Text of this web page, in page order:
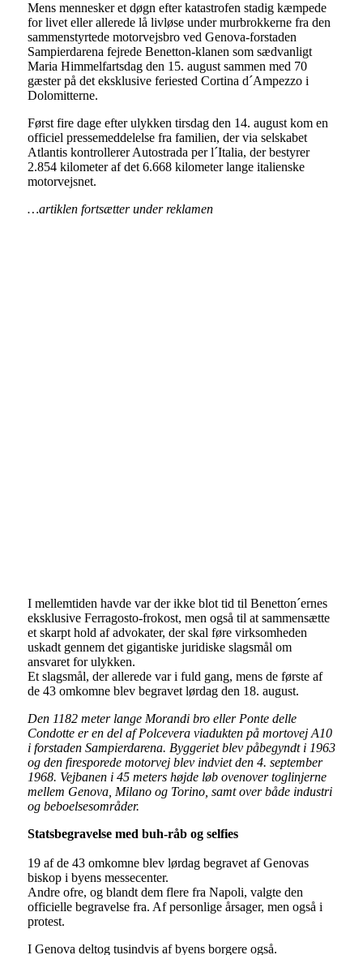
Mens mennesker et døgn efter katastrofen stadig kæmpede
for livet eller allerede lå livløse under murbrokkerne fra den
sammenstyrtede motorvejsbro ved Genova-forstaden
Sampierdarena fejrede Benetton-klanen som sædvanligt
Maria Himmelfartsdag den 15. august sammen med 70
gæster på det eksklusive feriested Cortina d´Ampezzo i
Dolomitterne.
Først fire dage efter ulykken tirsdag den 14. august kom en
officiel pressemeddelelse fra familien, der via selskabet
Atlantis kontrollerer Autostrada per l´Italia, der bestyrer
2.854 kilometer af det 6.668 kilometer lange italienske
motorvejsnet.
…artiklen fortsætter under reklamen
I mellemtiden havde var der ikke blot tid til Benetton´ernes
eksklusive Ferragosto-frokost, men også til at sammensætte
et skarpt hold af advokater, der skal føre virksomheden
uskadt gennem det gigantiske juridiske slagsmål om
ansvaret for ulykken.
Et slagsmål, der allerede var i fuld gang, mens de første af
de 43 omkomne blev begravet lørdag den 18. august.
Den 1182 meter lange Morandi bro eller Ponte delle
Condotte er en del af Polcevera viadukten på mortovej A10
i forstaden Sampierdarena. Byggeriet blev påbegyndt i 1963
og den firesporede motorvej blev indviet den 4. september
1968. Vejbanen i 45 meters højde løb ovenover toglinjerne
mellem Genova, Milano og Torino, samt over både industri
og beboelsesområder.
Statsbegravelse med buh-råb og selfies
19 af de 43 omkomne blev lørdag begravet af Genovas
biskop i byens messecenter.
Andre ofre, og blandt dem flere fra Napoli, valgte den
officielle begravelse fra. Af personlige årsager, men også i
protest.
I Genova deltog tusindvis af byens borgere også.